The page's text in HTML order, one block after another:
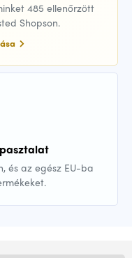
485 ellenőrzött
Shopson.
és az egész EU-ba